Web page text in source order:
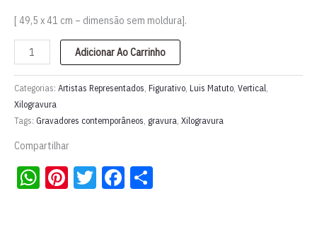
[ 49,5 x 41 cm – dimensão sem moldura].
Xilogravura
-
Série
"O
Guarani
em
Adicionar Ao Carrinho
Categorias: Artistas Representados, Figurativo, Luis Matuto, Vertical,
Xilogravura
Tags: Gravadores contemporâneos, gravura, Xilogravura
Compartilhar
WhatsApp
Pinterest
TwitterFacebook